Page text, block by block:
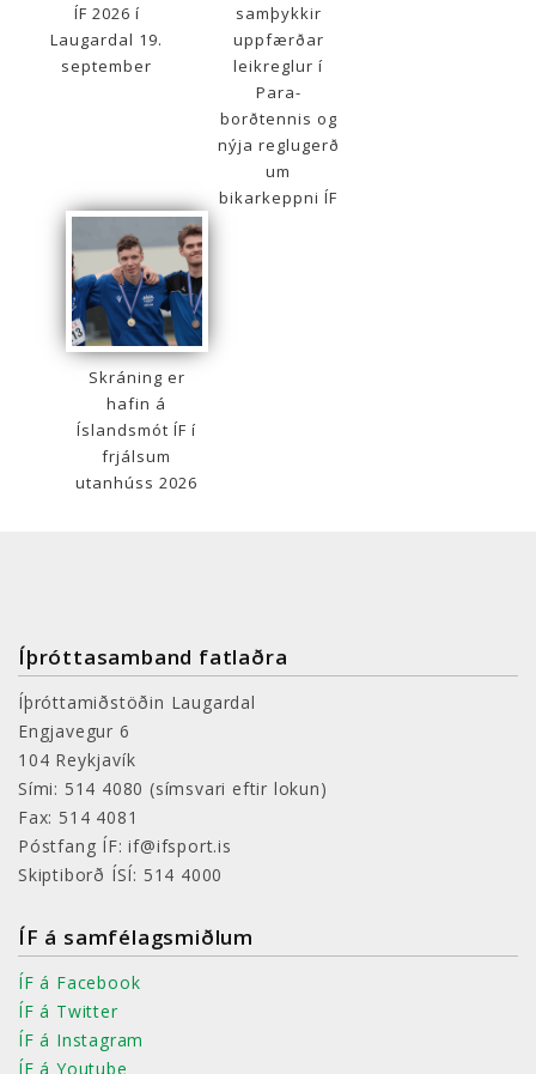
ÍF 2026 í
Laugardal 19.
september
samþykkir
uppfærðar
leikreglur í
Para-
borðtennis og
nýja reglugerð
um
bikarkeppni ÍF
Skráning er
hafin á
Íslandsmót ÍF í
frjálsum
utanhúss 2026
Íþróttasamband fatlaðra
Íþróttamiðstöðin Laugardal
Engjavegur 6
104 Reykjavík
Sími: 514 4080(símsvari eftir lokun)
Fax: 514 4081
Póstfang ÍF: if@ifsport.is
Skiptiborð ÍSÍ: 514 4000
ÍF á samfélagsmiðlum
ÍF á Facebook
ÍF á Twitter
ÍF á Instagram
ÍF á Youtube